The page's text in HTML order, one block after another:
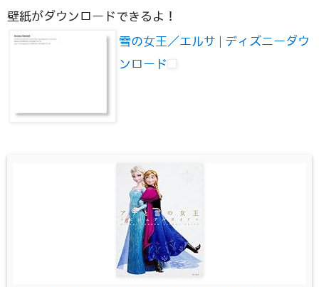
壁紙がダウンロードできるよ！
雪の女王／エルサ | ディズニーダウ
ンロード